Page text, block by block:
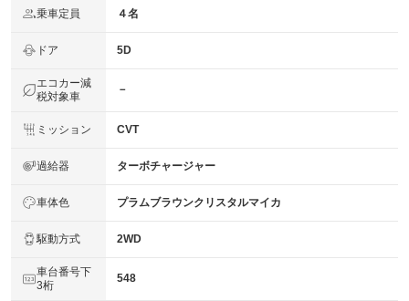
乗車定員 ４名
ドア 5D
エコカー減
税対象車
－
ミッション CVT
過給器 ターボチャージャー
車体色 プラムブラウンクリスタルマイカ
駆動方式 2WD
車台番号下
3桁
548